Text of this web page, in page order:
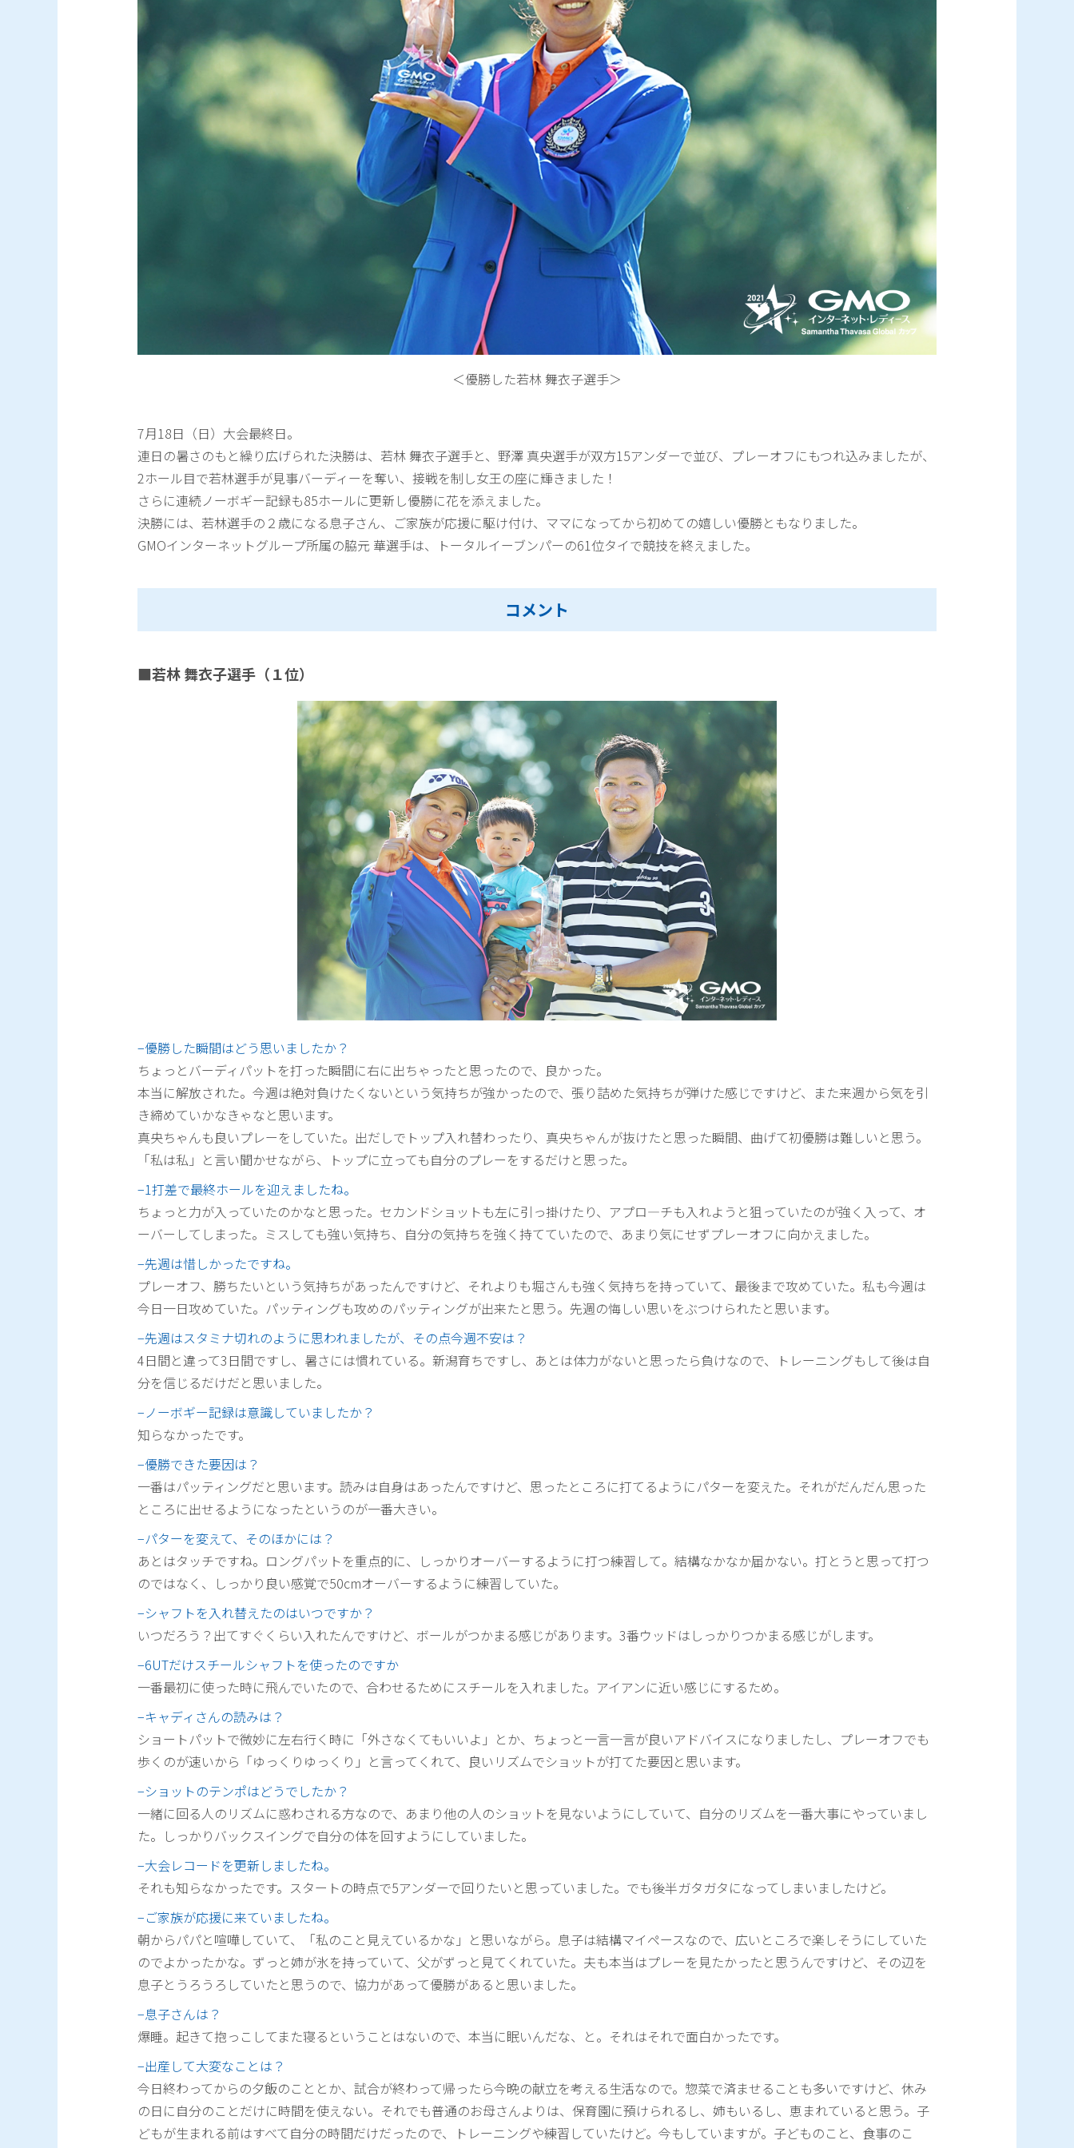
＜優勝した若林 舞衣子選手＞
7月18日（日）大会最終日。
連日の暑さのもと繰り広げられた決勝は、若林 舞衣子選手と、野澤 真央選手が双方15アンダーで並び、プレーオフにもつれ込みましたが、
2ホール目で若林選手が見事バーディーを奪い、接戦を制し女王の座に輝きました！
さらに連続ノーボギー記録も85ホールに更新し優勝に花を添えました。
決勝には、若林選手の２歳になる息子さん、ご家族が応援に駆け付け、ママになってから初めての嬉しい優勝ともなりました。
GMOインターネットグループ所属の脇元 華選手は、トータルイーブンパーの61位タイで競技を終えました。
コメント
■若林 舞衣子選手（１位）
−優勝した瞬間はどう思いましたか？
ちょっとバーディパットを打った瞬間に右に出ちゃったと思ったので、良かった。
本当に解放された。今週は絶対負けたくないという気持ちが強かったので、張り詰めた気持ちが弾けた感じですけど、また来週から気を引
き締めていかなきゃなと思います。
真央ちゃんも良いプレーをしていた。出だしでトップ入れ替わったり、真央ちゃんが抜けたと思った瞬間、曲げて初優勝は難しいと思う。
「私は私」と言い聞かせながら、トップに立っても自分のプレーをするだけと思った。
−1打差で最終ホールを迎えましたね。
ちょっと力が入っていたのかなと思った。セカンドショットも左に引っ掛けたり、アプロ—チも入れようと狙っていたのが強く入って、オ
ーバーしてしまった。ミスしても強い気持ち、自分の気持ちを強く持てていたので、あまり気にせずプレーオフに向かえました。
−先週は惜しかったですね。
プレーオフ、勝ちたいという気持ちがあったんですけど、それよりも堀さんも強く気持ちを持っていて、最後まで攻めていた。私も今週は
今日一日攻めていた。パッティングも攻めのパッティングが出来たと思う。先週の悔しい思いをぶつけられたと思います。
−先週はスタミナ切れのように思われましたが、その点今週不安は？
4日間と違って3日間ですし、暑さには慣れている。新潟育ちですし、あとは体力がないと思ったら負けなので、トレーニングもして後は自
分を信じるだけだと思いました。
−ノーボギー記録は意識していましたか？
知らなかったです。
−優勝できた要因は？
一番はパッティングだと思います。読みは自身はあったんですけど、思ったところに打てるようにパターを変えた。それがだんだん思った
ところに出せるようになったというのが一番大きい。
−パターを変えて、そのほかには？
あとはタッチですね。ロングパットを重点的に、しっかりオーバーするように打つ練習して。結構なかなか届かない。打とうと思って打つ
のではなく、しっかり良い感覚で50cmオーバーするように練習していた。
−シャフトを入れ替えたのはいつですか？
いつだろう？出てすぐくらい入れたんですけど、ボールがつかまる感じがあります。3番ウッドはしっかりつかまる感じがします。
−6UTだけスチールシャフトを使ったのですか
一番最初に使った時に飛んでいたので、合わせるためにスチールを入れました。アイアンに近い感じにするため。
−キャディさんの読みは？
ショートパットで微妙に左右行く時に「外さなくてもいいよ」とか、ちょっと一言一言が良いアドバイスになりましたし、プレーオフでも
歩くのが速いから「ゆっくりゆっくり」と言ってくれて、良いリズムでショットが打てた要因と思います。
−ショットのテンポはどうでしたか？
一緒に回る人のリズムに惑わされる方なので、あまり他の人のショットを見ないようにしていて、自分のリズムを一番大事にやっていまし
た。しっかりバックスイングで自分の体を回すようにしていました。
−大会レコードを更新しましたね。
それも知らなかったです。スタートの時点で5アンダーで回りたいと思っていました。でも後半ガタガタになってしまいましたけど。
−ご家族が応援に来ていましたね。
朝からパパと喧嘩していて、「私のこと見えているかな」と思いながら。息子は結構マイペースなので、広いところで楽しそうにしていた
のでよかったかな。ずっと姉が氷を持っていて、父がずっと見てくれていた。夫も本当はプレーを見たかったと思うんですけど、その辺を
息子とうろうろしていたと思うので、協力があって優勝があると思いました。
−息子さんは？
爆睡。起きて抱っこしてまた寝るということはないので、本当に眠いんだな、と。それはそれで面白かったです。
−出産して大変なことは？
今日終わってからの夕飯のこととか、試合が終わって帰ったら今晩の献立を考える生活なので。惣菜で済ませることも多いですけど、休み
の日に自分のことだけに時間を使えない。それでも普通のお母さんよりは、保育園に預けられるし、姉もいるし、恵まれていると思う。子
どもが生まれる前はすべて自分の時間だけだったので、トレーニングや練習していたけど。今もしていますが。子どものこと、食事のこ